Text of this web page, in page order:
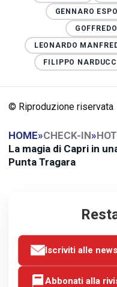
GENNARO
LEONARDO
FILIPPO
© Riproduzione riservata
HOME»CHECK-IN»
La magia di Capri in
Punta Tragara
Iscriviti alle
Abbonati alla